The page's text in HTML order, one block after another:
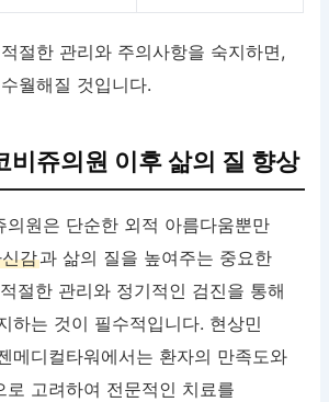
절한 관리와 주의사항을 숙지하면,
월해질 것입니다.
비쥬의원 이후 삶의 질 향상
의원은 단순한 외적 아름다움뿐만
감과 삶의 질을 높여주는 중요한
절한 관리와 정기적인 검진을 통해
하는 것이 필수적입니다. 현상민
메디컬타워에서는 환자의 만족도와
로 고려하여 전문적인 치료를